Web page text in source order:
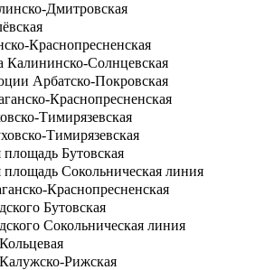
Дмитровская
Краснопресненская
Калининско-Солнцевская
Арбатско-Покровская
Краснопресненская
Тимирязевская
Тимирязевская
площадь Бутовская
площадь Сокольническая линия
Краснопресненская
Бутовская
Сокольническая линия
Кольцевая
Калужско-Рижская